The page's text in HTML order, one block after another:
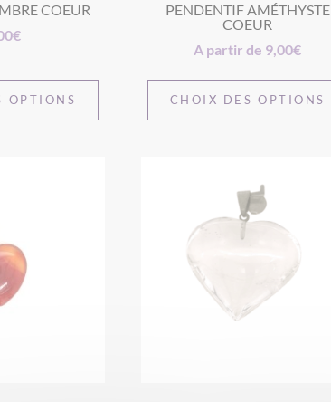
COEUR
€
OPTIONS
PENDENTIF AMÉTHYSTE
COEUR
A partir de 9,00€
CHOIX DES OPTIONS